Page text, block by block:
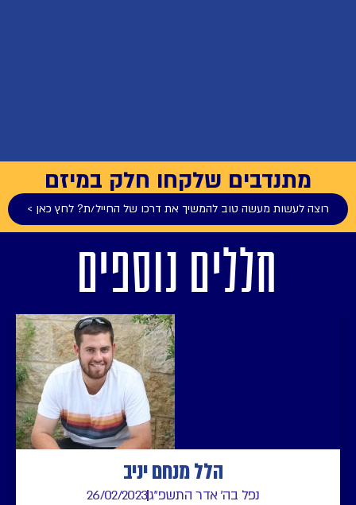
מתנדבים שלקחו חלק במיזם
רוצה לעשות מעשה טוב להמשיך את דרכו של החייל/ת? לחץ כאן >
חללים נוספים
הלל מנחם יניב
נפל בה' אדר התשפ"ג26/02/2023